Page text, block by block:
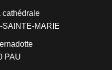
cathédrale
SAINTE-MARIE
PAU